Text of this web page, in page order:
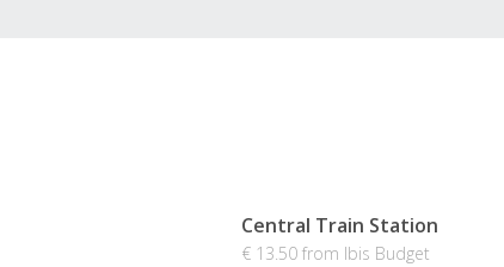
Central Train Station
€ 13.50 from Ibis Budget